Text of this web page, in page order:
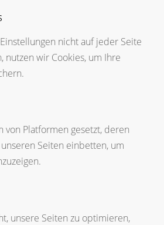
nicht auf jeder Seite
nutzen wir Cookies, um Ihre
von Platformen gesetzt, deren
Seiten einbetten, um
unsere Seiten zu optimieren,